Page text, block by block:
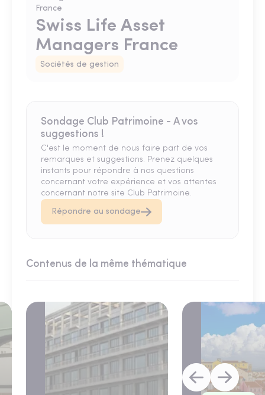
Swiss Life Asset
Managers France
Sociétés de gestion
Sondage Club Patrimoine - A vos
suggestions !
C'est le moment de nous faire part de vos
remarques et suggestions. Prenez quelques
instants pour répondre à nos questions
concernant votre expérience et vos attentes
concernant notre site Club Patrimoine.
Répondre au sondage
Contenus de la même thématique